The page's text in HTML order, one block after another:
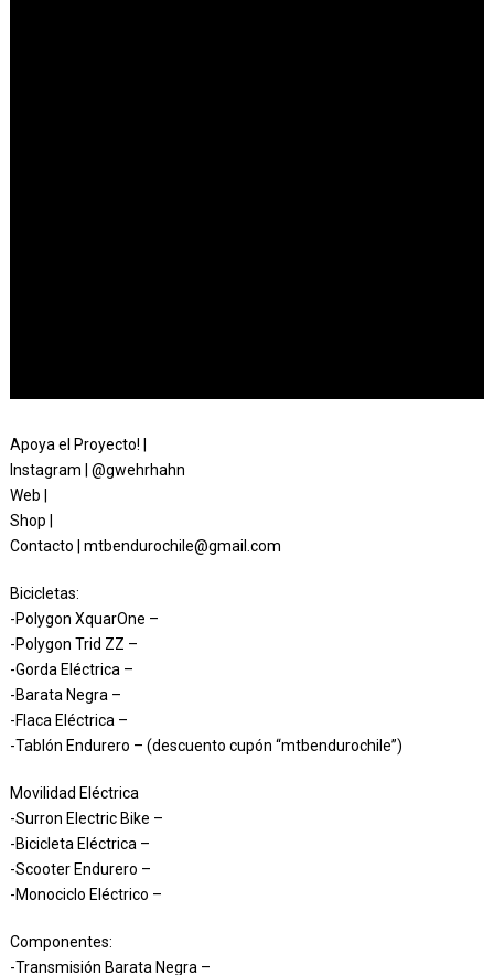
Apoya el Proyecto! |
Instagram | @gwehrhahn
Web |
Shop |
Contacto | mtbendurochile@gmail.com
Bicicletas:
-Polygon XquarOne –
-Polygon Trid ZZ –
-Gorda Eléctrica –
-Barata Negra –
-Flaca Eléctrica –
-Tablón Endurero – (descuento cupón “mtbendurochile”)
Movilidad Eléctrica
-Surron Electric Bike –
-Bicicleta Eléctrica –
-Scooter Endurero –
-Monociclo Eléctrico –
Componentes:
-Transmisión Barata Negra –